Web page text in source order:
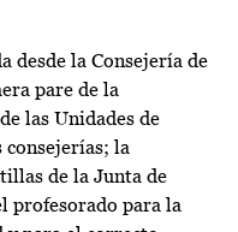
desde la Consejería de
pare de la
las Unidades de
consejerías; la
de la Junta de
profesorado para la